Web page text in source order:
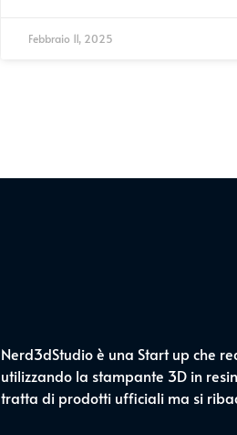
Febbraio 11, 2025
Nerd3dStudio è una Start up che
utilizzando la stampante 3D in
tratta di prodotti ufficiali ma si